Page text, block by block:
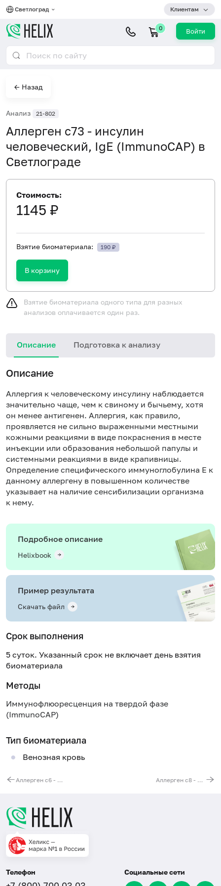
Светлоград Клиентам
0 Войти
← Назад
Анализ 21-802
Аллерген c73 - инсулин
человеческий, IgE (ImmunoCAP) в
Светлограде
Стоимость:
1145 ₽
Взятие биоматериала: 190 ₽
В корзину
Взятие биоматериала одного типа для разных
анализов оплачивается один раз.
Описание Подготовка к анализу
Описание
Аллергия к человеческому инсулину наблюдается
значительно чаще, чем к свиному и бычьему, хотя
он менее антигенен. Аллергия, как правило,
проявляется не сильно выраженными местными
кожными реакциями в виде покраснения в месте
инъекции или образования небольшой папулы и
системными реакциями в виде крапивницы.
Определение специфического иммуноглобулина Е к
данному аллергену в повышенном количестве
указывает на наличие сенсибилизации организма
к нему.
Подробное описание
Helixbook
Пример результата
Скачать файл
Срок выполнения
5 суток. Указанный срок не включает день взятия
биоматериала
Методы
Иммунофлюоресценция на твердой фазе
(ImmunoCAP)
Тип биоматериала
Венозная кровь
Аллерген c6 - амоксициллин, IgE (ImmunoCAP) Аллерген c8 - хлоргексидин, IgE (ImmunoCAP)
Телефон Социальные сети